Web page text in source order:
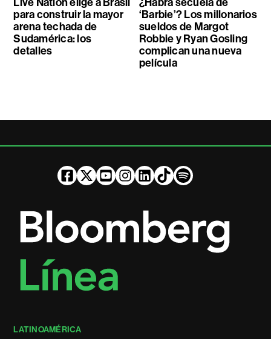
para construir la mayor
arena techada de
Sudamérica: los
detalles
‘Barbie’? Los millonarios
sueldos de Margot
Robbie y Ryan Gosling
complican una nueva
película
LATINOAMÉRICA